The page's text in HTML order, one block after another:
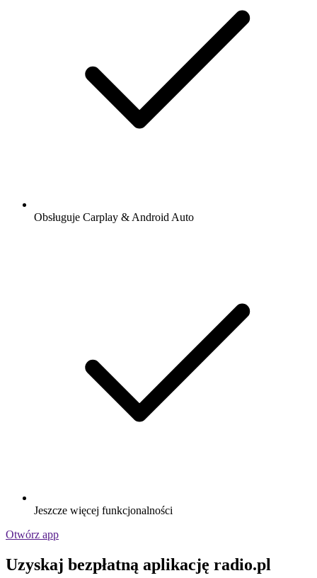
Obsługuje Carplay & Android Auto
Jeszcze więcej funkcjonalności
Otwórz app
Uzyskaj bezpłatną aplikację radio.pl